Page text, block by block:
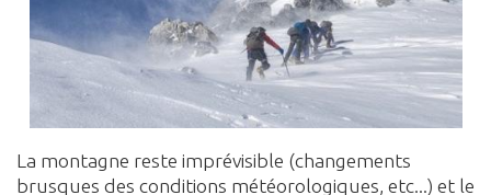
La montagne reste imprévisible (changements
brusques des conditions météorologiques, etc...) et le